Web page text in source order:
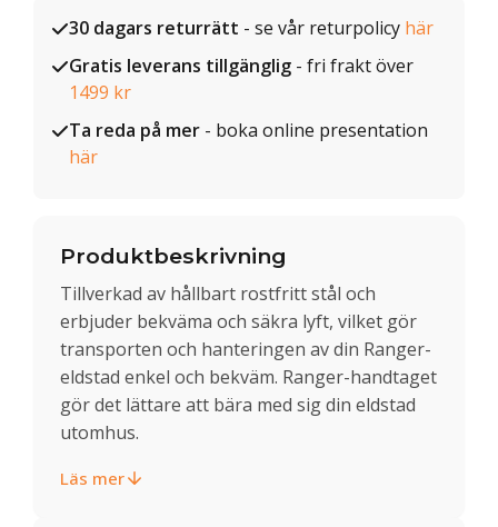
30 dagars returrätt - se vår returpolicy här
Gratis leverans tillgänglig - fri frakt över
1499 kr
Ta reda på mer - boka online presentation
här
Produktbeskrivning
Tillverkad av hållbart rostfritt stål och
erbjuder bekväma och säkra lyft, vilket gör
transporten och hanteringen av din Ranger-
eldstad enkel och bekväm. Ranger-handtaget
gör det lättare att bära med sig din eldstad
utomhus.
Läs mer